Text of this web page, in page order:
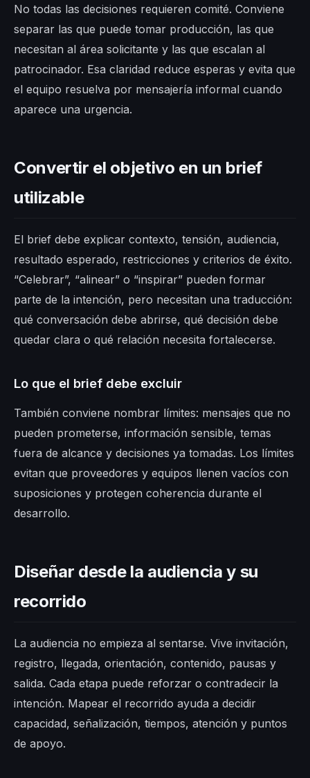
No todas las decisiones requieren comité. Conviene
separar las que puede tomar producción, las que
necesitan al área solicitante y las que escalan al
patrocinador. Esa claridad reduce esperas y evita que
el equipo resuelva por mensajería informal cuando
aparece una urgencia.
Convertir el objetivo en un brief
utilizable
El brief debe explicar contexto, tensión, audiencia,
resultado esperado, restricciones y criterios de éxito.
“Celebrar”, “alinear” o “inspirar” pueden formar
parte de la intención, pero necesitan una traducción:
qué conversación debe abrirse, qué decisión debe
quedar clara o qué relación necesita fortalecerse.
Lo que el brief debe excluir
También conviene nombrar límites: mensajes que no
pueden prometerse, información sensible, temas
fuera de alcance y decisiones ya tomadas. Los límites
evitan que proveedores y equipos llenen vacíos con
suposiciones y protegen coherencia durante el
desarrollo.
Diseñar desde la audiencia y su
recorrido
La audiencia no empieza al sentarse. Vive invitación,
registro, llegada, orientación, contenido, pausas y
salida. Cada etapa puede reforzar o contradecir la
intención. Mapear el recorrido ayuda a decidir
capacidad, señalización, tiempos, atención y puntos
de apoyo.